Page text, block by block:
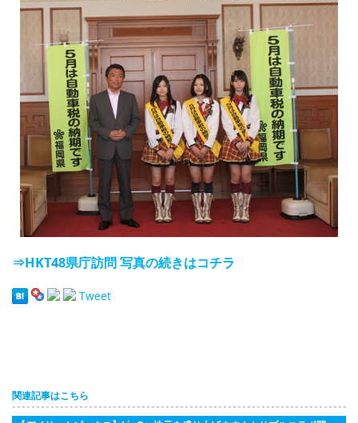
⇒HKT48県庁訪問 写真の続きはコチラ
Tweet
関連記事はこちら